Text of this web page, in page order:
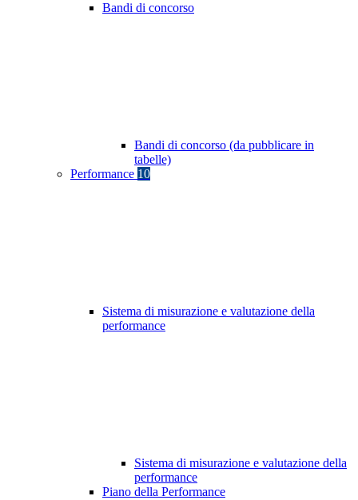
Bandi di concorso
Bandi di concorso (da pubblicare in
tabelle)
Performance 10
Sistema di misurazione e valutazione della
performance
Sistema di misurazione e valutazione della
performance
Piano della Performance